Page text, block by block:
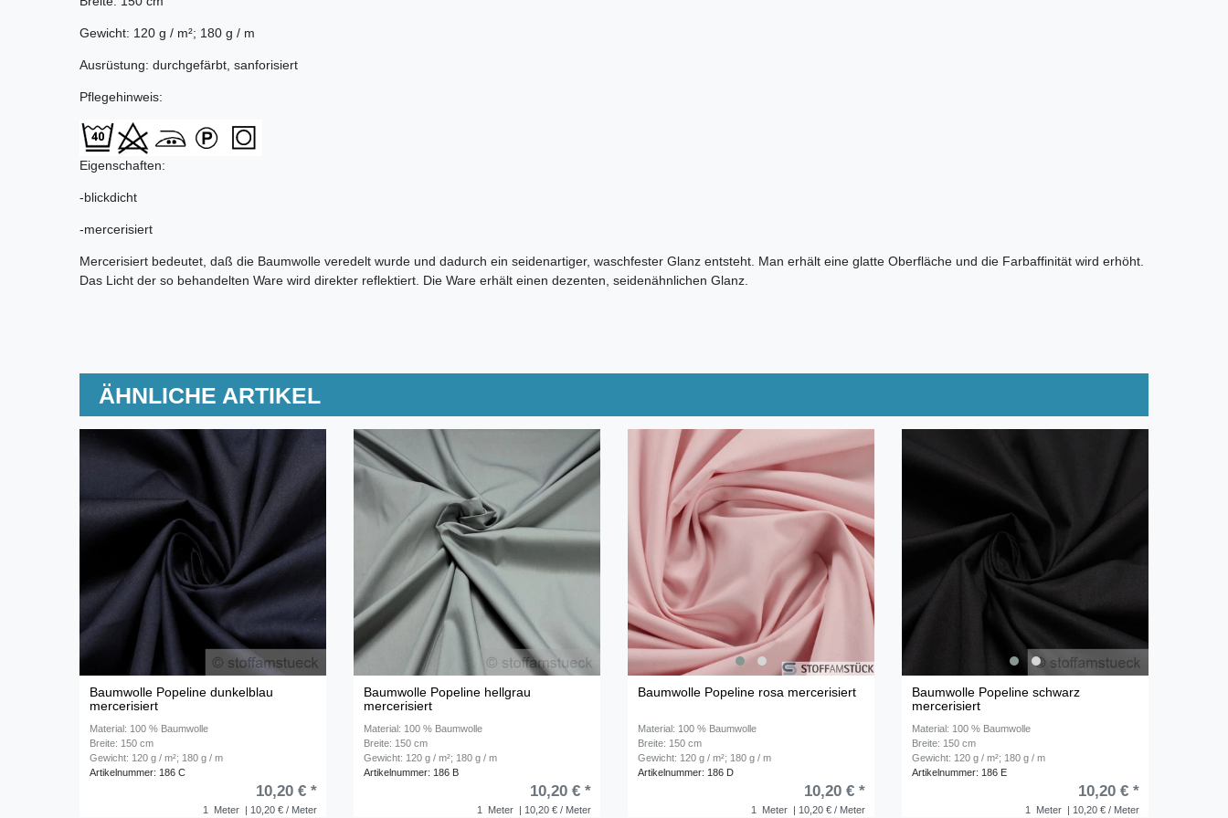
Gewicht: 120 g / m²; 180 g / m
Ausrüstung: durchgefärbt, sanforisiert
Pflegehinweis:
Eigenschaften:
-blickdicht
-mercerisiert
Mercerisiert bedeutet, daß die Baumwolle veredelt wurde und dadurch ein seidenartiger, waschfester Glanz entsteht. Man erhält eine glatte Oberfläche und die Farbaffinität wird erhöht.
Das Licht der so behandelten Ware wird direkter reflektiert. Die Ware erhält einen dezenten, seidenähnlichen Glanz.
ÄHNLICHE ARTIKEL
Baumwolle Popeline dunkelblau
mercerisiert
Material: 100 % Baumwolle
Breite: 150 cm
Gewicht: 120 g / m²; 180 g / m
Artikelnummer: 186 C
1 Meter | 10,20 € / Meter
10,20 € *
Baumwolle Popeline hellgrau
mercerisiert
Material: 100 % Baumwolle
Breite: 150 cm
Gewicht: 120 g / m²; 180 g / m
Artikelnummer: 186 B
1 Meter | 10,20 € / Meter
10,20 € *
Baumwolle Popeline rosa mercerisiert
Material: 100 % Baumwolle
Breite: 150 cm
Gewicht: 120 g / m²; 180 g / m
Artikelnummer: 186 D
1 Meter | 10,20 € / Meter
10,20 € *
Baumwolle Popeline schwarz
mercerisiert
Material: 100 % Baumwolle
Breite: 150 cm
Gewicht: 120 g / m²; 180 g / m
Artikelnummer: 186 E
1 Meter | 10,20 € / Meter
10,20 € *